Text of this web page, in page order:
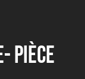
pièce